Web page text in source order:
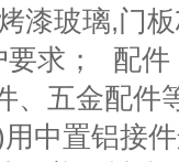
漆玻璃,门
求；
配件
、五金配件
用中置铝接